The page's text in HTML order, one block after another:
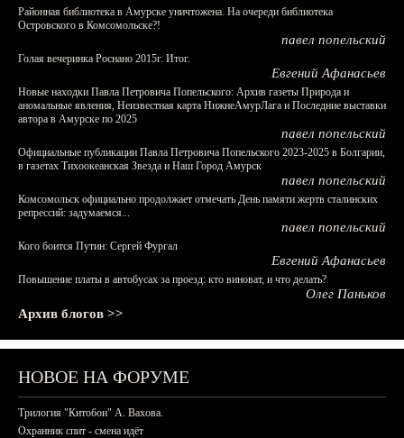
Районная библиотека в Амурске уничтожена. На очереди библиотека
Островского в Комсомольске?!
павел попельский
Голая вечеринка Роснано 2015г. Итог.
Евгений Афанасьев
Новые находки Павла Петровича Попельского: Архив газеты Природа и
аномальные явления, Неизвестная карта НижнеАмурЛага и Последние выставки
автора в Амурске по 2025
павел попельский
Официальные публикации Павла Петровича Попельского 2023-2025 в Болгарии,
в газетах Тихоокеанская Звезда и Наш Город Амурск
павел попельский
Комсомольск официально продолжает отмечать День памяти жертв сталинских
репрессий: задумаемся...
павел попельский
Кого боится Путин: Сергей Фургал
Евгений Афанасьев
Повышение платы в автобусах за проезд: кто виноват, и что делать?
Олег Паньков
Архив блогов >>
НОВОЕ НА ФОРУМЕ
Трилогия "Китобои" А. Вахова.
Охранник спит - смена идёт